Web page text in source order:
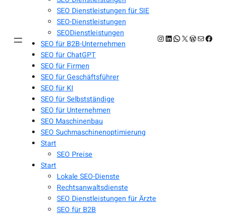
SEO Dienstleistungen für SIE
SEO-Dienstleistungen
SEODienstleistungen
SEO für B2B-Unternehmen
SEO für ChatGPT
SEO für Firmen
SEO für Geschäftsführer
SEO für KI
SEO für Selbstständige
SEO für Unternehmen
SEO Maschinenbau
SEO Suchmaschinenoptimierung
Start
SEO Preise
Start
Lokale SEO-Dienste
Rechtsanwaltsdienste
SEO Dienstleistungen für Ärzte
SEO für B2B
Instagram
LinkedIn
WhatsApp
X E-Mail